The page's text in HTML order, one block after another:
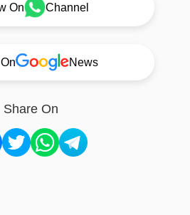
On Channel
News
Share On